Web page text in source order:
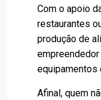
Com o apoio
restaurantes
produção de
equipamentos
Afinal, quem